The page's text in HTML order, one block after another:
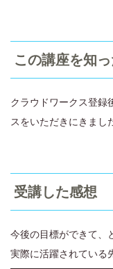
この講座を知
クラウドワークス登録
スをいただきにきまし
受講した感想
今後の目標ができて、
実際に活躍されている